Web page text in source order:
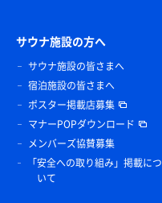
サウナ施設の方へ
サウナ施設の皆さまへ
宿泊施設の皆さまへ
ポスター掲載店募集
マナーPOPダウンロード
メンバーズ協賛募集
「安全への取り組み」掲載につ
いて